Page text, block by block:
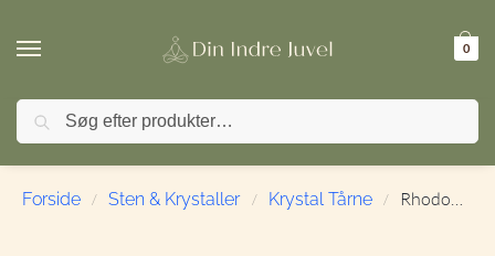
0
ved køb over 499,- | ⭐ TrustPilot 4,9 / 5
Forside / Sten & Krystaller / Krystal Tårne / Rhodonit | Tårn 2 | 14,5 cm. | 538 g.